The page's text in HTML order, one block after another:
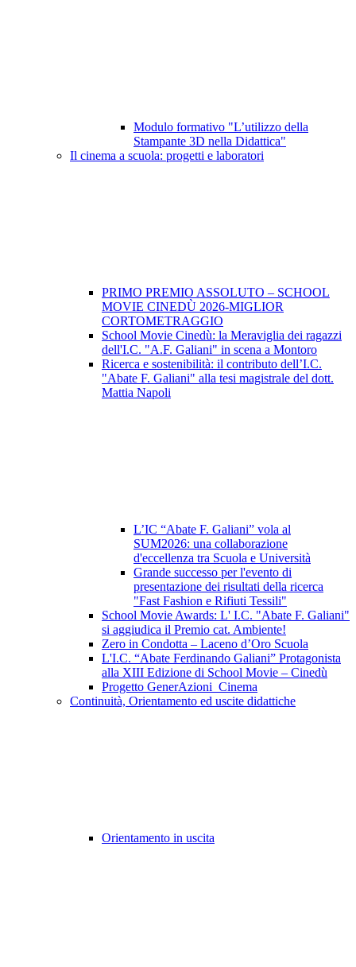
Modulo formativo "L’utilizzo della
Stampante 3D nella Didattica"
Il cinema a scuola: progetti e laboratori
PRIMO PREMIO ASSOLUTO – SCHOOL
MOVIE CINEDÙ 2026-MIGLIOR
CORTOMETRAGGIO
School Movie Cinedù: la Meraviglia dei ragazzi
dell'I.C. "A.F. Galiani" in scena a Montoro
Ricerca e sostenibilità: il contributo dell’I.C.
"Abate F. Galiani" alla tesi magistrale del dott.
Mattia Napoli
L’IC “Abate F. Galiani” vola al
SUM2026: una collaborazione
d'eccellenza tra Scuola e Università
Grande successo per l'evento di
presentazione dei risultati della ricerca
"Fast Fashion e Rifiuti Tessili"
School Movie Awards: L' I.C. "Abate F. Galiani"
si aggiudica il Premio cat. Ambiente!
Zero in Condotta – Laceno d’Oro Scuola
L'I.C. “Abate Ferdinando Galiani” Protagonista
alla XIII Edizione di School Movie – Cinedù
Progetto GenerAzioni_Cinema
Continuità, Orientamento ed uscite didattiche
Orientamento in uscita